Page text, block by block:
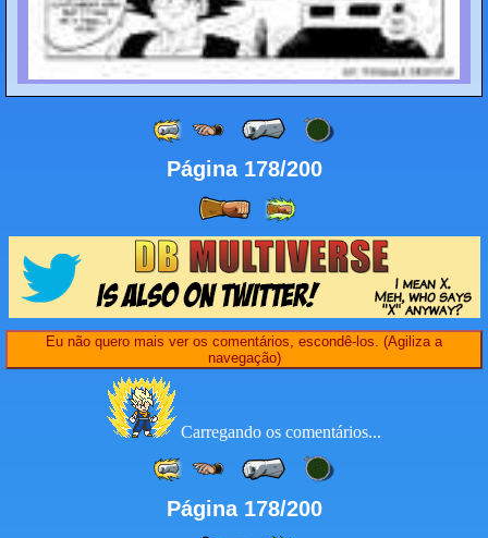
Página 178/200
Eu não quero mais ver os comentários, escondê-los. (Agiliza a
navegação)
Carregando os comentários...
Página 178/200